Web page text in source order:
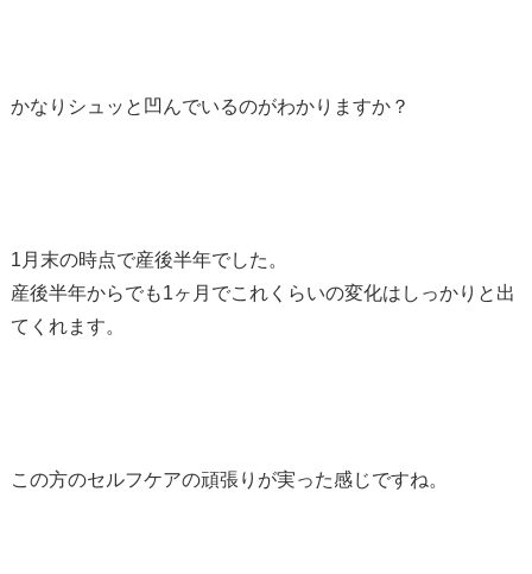
かなりシュッと凹んでいるのがわかりますか？
1月末の時点で産後半年でした。
産後半年からでも1ヶ月でこれくらいの変化はしっかりと出
てくれます。
この方のセルフケアの頑張りが実った感じですね。